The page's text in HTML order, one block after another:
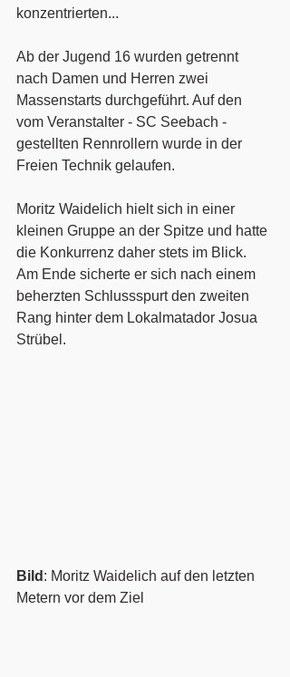
konzentrierten...
Ab der Jugend 16 wurden getrennt
nach Damen und Herren zwei
Massenstarts durchgeführt. Auf den
vom Veranstalter - SC Seebach -
gestellten Rennrollern wurde in der
Freien Technik gelaufen.
Moritz Waidelich hielt sich in einer
kleinen Gruppe an der Spitze und hatte
die Konkurrenz daher stets im Blick.
Am Ende sicherte er sich nach einem
beherzten Schlussspurt den zweiten
Rang hinter dem Lokalmatador Josua
Strübel.
Bild : Moritz Waidelich auf den letzten
Metern vor dem Ziel